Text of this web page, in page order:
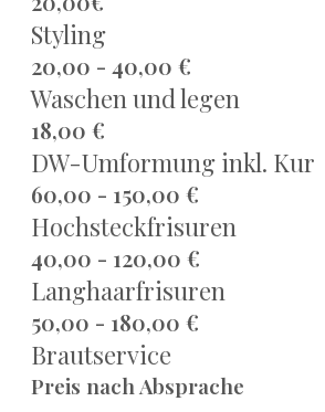
Styling
20,00 - 40,00 €
Waschen und legen
18,00 €
DW-Umformung inkl. Kur
60,00 - 150,00 €
Hochsteckfrisuren
40,00 - 120,00 €
Langhaarfrisuren
50,00 - 180,00 €
Brautservice
Preis nach Absprache